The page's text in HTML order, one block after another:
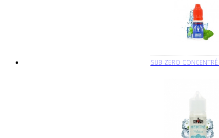
SUB ZERO